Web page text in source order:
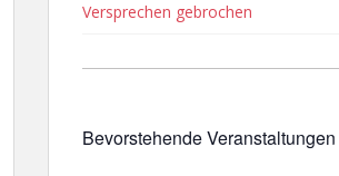
Versprechen gebrochen
Bevorstehende Veranstaltungen